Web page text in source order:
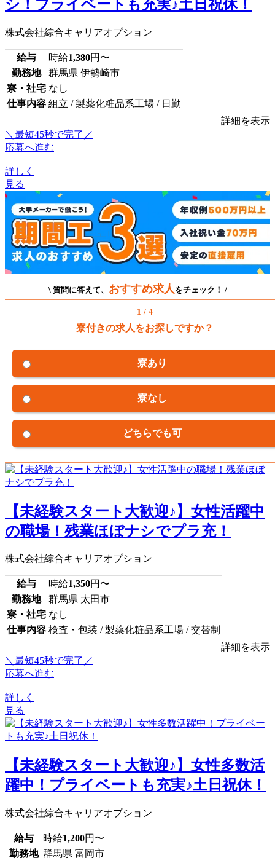
シ！プライベートも充実♪土日祝休！
株式会社綜合キャリアオプション
給与 時給1,380円〜
勤務地
群馬県 伊勢崎市
寮・社宅 なし
仕事内容 組立 / 製薬化粧品系工場 / 日勤
詳細を表示
＼最短45秒で完了／
応募へ進む
詳しく
見る
\ 質問に答えて、 おすすめ求人 をチェック！ /
1 / 4
寮付きの求人をお探しですか？
寮あり
寮なし
どちらでも可
【未経験スタート大歓迎♪】女性活躍中
の職場！残業ほぼナシでプラ充！
株式会社綜合キャリアオプション
給与 時給1,350円〜
勤務地
群馬県 太田市
寮・社宅 なし
仕事内容 検査・包装 / 製薬化粧品系工場 / 交替制
詳細を表示
＼最短45秒で完了／
応募へ進む
詳しく
見る
【未経験スタート大歓迎♪】女性多数活
躍中！プライベートも充実♪土日祝休！
株式会社綜合キャリアオプション
給与 時給1,200円〜
勤務地 群馬県 富岡市